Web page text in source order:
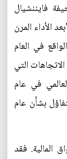
فايننشيال
الأداء المرن
في العام
التي
في عام
بشأن عام
المالية. فقد